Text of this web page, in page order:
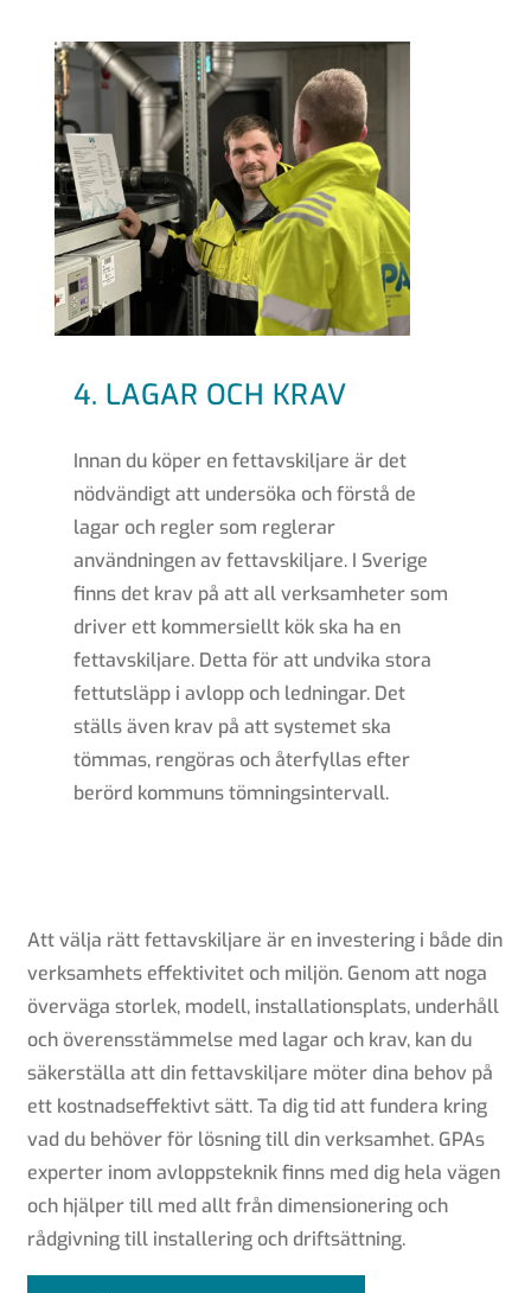
4. LAGAR OCH KRAV
Innan du köper en fettavskiljare är det
nödvändigt att undersöka och förstå de
lagar och regler som reglerar
användningen av fettavskiljare. I Sverige
finns det krav på att all verksamheter som
driver ett kommersiellt kök ska ha en
fettavskiljare. Detta för att undvika stora
fettutsläpp i avlopp och ledningar. Det
ställs även krav på att systemet ska
tömmas, rengöras och återfyllas efter
berörd kommuns tömningsintervall.
Att välja rätt fettavskiljare är en investering i både din
verksamhets effektivitet och miljön. Genom att noga
överväga storlek, modell, installationsplats, underhåll
och överensstämmelse med lagar och krav, kan du
säkerställa att din fettavskiljare möter dina behov på
ett kostnadseffektivt sätt. Ta dig tid att fundera kring
vad du behöver för lösning till din verksamhet. GPAs
experter inom avloppsteknik finns med dig hela vägen
och hjälper till med allt från dimensionering och
rådgivning till installering och driftsättning.